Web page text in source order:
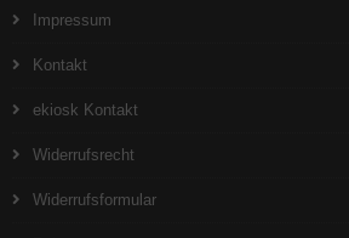
Impressum
Kontakt
ekiosk Kontakt
Widerrufsrecht
Widerrufsformular